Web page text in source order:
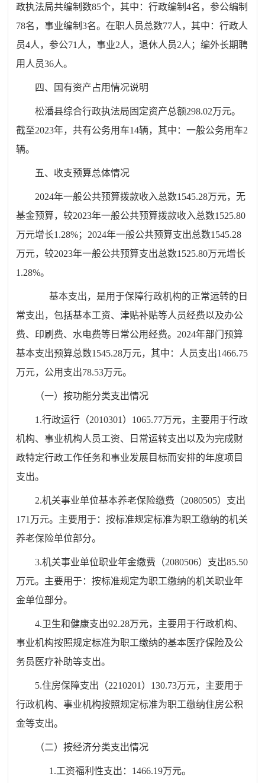
政执法局共编制数85个，其中：行政编制4名，参公编制
78名，事业编制3名。在职人员总数77人，其中：行政人
员4人，参公71人，事业2人，退休人员2人；编外长期聘
用人员36人。
四、国有资产占用情况说明
松潘县综合行政执法局固定资产总额298.02万元。
截至2023年，共有公务用车14辆，其中：一般公务用车2
辆。
五、收支预算总体情况
2024年一般公共预算拨款收入总数1545.28万元，无
基金预算，较2023年一般公共预算拨款收入总数1525.80
万元增长1.28%；2024年一般公共预算支出总数1545.28
万元，较2023年一般公共预算支出总数1525.80万元增长
1.28%。
基本支出，是用于保障行政机构的正常运转的日
常支出，包括基本工资、津贴补贴等人员经费以及办公
费、印刷费、水电费等日常公用经费。2024年部门预算
基本支出预算总数1545.28万元，其中：人员支出1466.75
万元，公用支出78.53万元。
（一）按功能分类支出情况
1.行政运行（2010301）1065.77万元，主要用于行政
机构、事业机构人员工资、日常运转支出以及为完成财
政特定行政工作任务和事业发展目标而安排的年度项目
支出。
2.机关事业单位基本养老保险缴费（2080505）支出
171万元。主要用于：按标准规定标准为职工缴纳的机关
养老保险单位部分。
3.机关事业单位职业年金缴费（2080506）支出85.50
万元。主要用于：按标准规定为职工缴纳的机关职业年
金单位部分。
4.卫生和健康支出92.28万元，主要用于行政机构、
事业机构按照规定标准为职工缴纳的基本医疗保险及公
务员医疗补助等支出。
5.住房保障支出（2210201）130.73万元，主要用于
行政机构、事业机构按照规定标准为职工缴纳住房公积
金等支出。
（二）按经济分类支出情况
1.工资福利性支出：1466.19万元。